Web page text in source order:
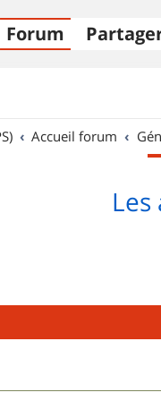
Forum
Accueil forum
Les